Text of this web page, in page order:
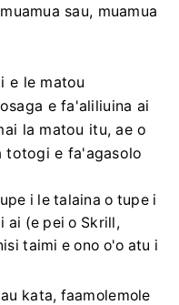
sau, muamua
e le matou
e fa'aliliuina ai
la matou itu, ae o
totogi e fa'agasolo
i le talaina o tupe i
ai (e pei o Skrill,
taimi e ono o'o atu i
kata, faamolemole